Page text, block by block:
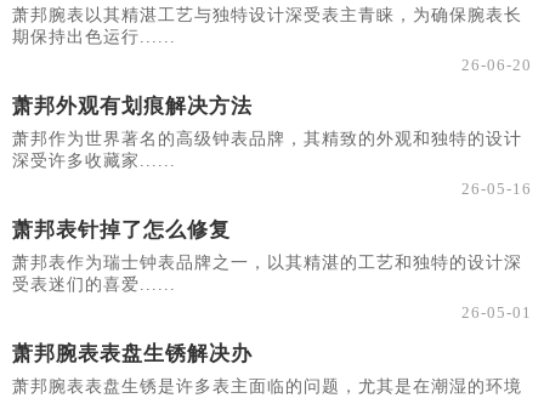
萧邦腕表以其精湛工艺与独特设计深受表主青睐，为确保腕表长
期保持出色运行......
26-06-20
萧邦外观有划痕解决方法
萧邦作为世界著名的高级钟表品牌，其精致的外观和独特的设计
深受许多收藏家......
26-05-16
萧邦表针掉了怎么修复
萧邦表作为瑞士钟表品牌之一，以其精湛的工艺和独特的设计深
受表迷们的喜爱......
26-05-01
萧邦腕表表盘生锈解决办
萧邦腕表表盘生锈是许多表主面临的问题，尤其是在潮湿的环境